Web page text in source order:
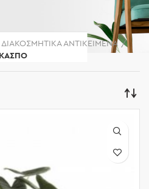
ΔΙΑΚΟΣΜΗΤΙΚΑ ΑΝΤΙΚΕΙΜΕΝΑ
ΚΑΣΠΟ